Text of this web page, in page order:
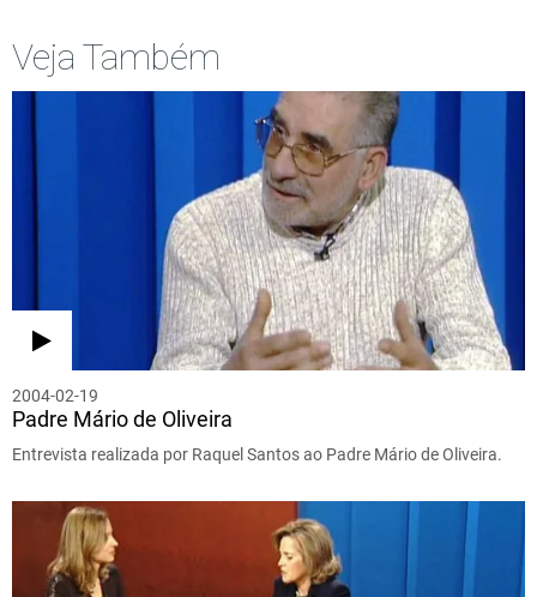
Veja Também
2004-02-19
Padre Mário de Oliveira
Entrevista realizada por Raquel Santos ao Padre Mário de Oliveira.